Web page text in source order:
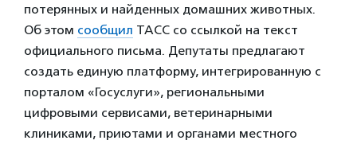
потерянных и найденных домашних животных.
Об этом сообщил ТАСС со ссылкой на текст
официального письма. Депутаты предлагают
создать единую платформу, интегрированную с
порталом «Госуслуги», региональными
цифровыми сервисами, ветеринарными
клиниками, приютами и органами местного